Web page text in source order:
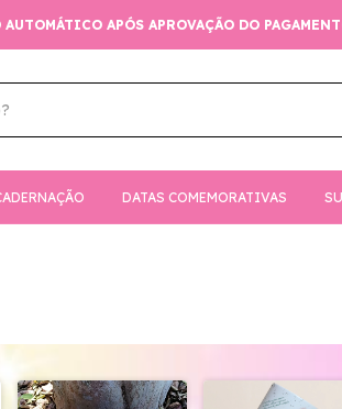
APÓS APROVAÇÃO DO PAGAMENTO
DATAS COMEMORATIVAS